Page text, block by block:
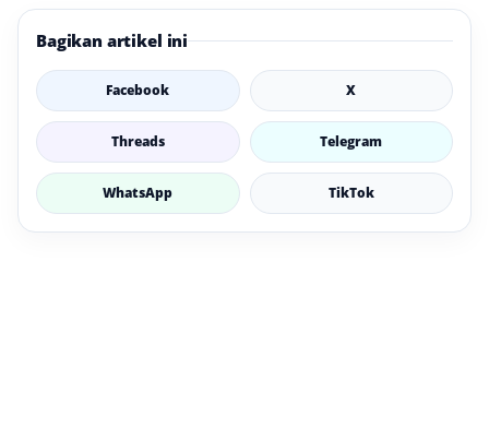
Bagikan artikel ini
Facebook X
Threads Telegram
WhatsApp TikTok